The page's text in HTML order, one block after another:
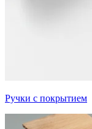
Ручки с покрытием